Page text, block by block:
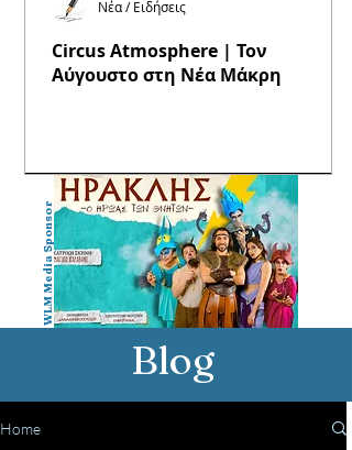
Circus Atmosphere | Τον
Αύγουστο στη Νέα Μάκρη
Νέα / Ειδήσεις
WLM Media Sponsor
Blog
Home